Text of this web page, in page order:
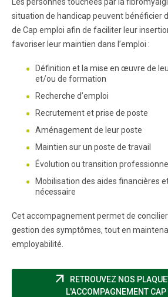
situation de handicap peuvent bénéficier
de Cap emploi afin de faciliter leur
favoriser leur maintien dans l’emploi :
Définition et la mise en œuvre de
et/ou de formation
Recherche d’emploi
Recrutement et prise de poste
Aménagement de leur poste
Maintien sur un poste de travail
Évolution ou transition
Mobilisation des aides financières
nécessaire
Cet accompagnement permet de
gestion des symptômes, tout en
employabilité.
arrow_outward
RETROUVEZ NOS
L'ACCOMPAGNEMENT CAP